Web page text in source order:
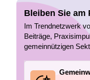
Bleiben Sie am
Im Trendnetzwerk
Beiträge,
gemeinnützigen